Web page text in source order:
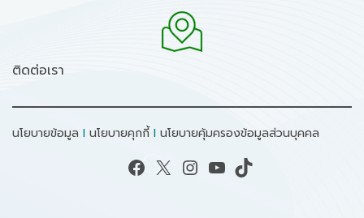
ติดต่อเรา
นโยบายข้อมูล I นโยบายคุกกี้ I นโยบายคุ้มครองข้อมูลส่วนบุคคล
Facebook X Instagram YouTube TikTok